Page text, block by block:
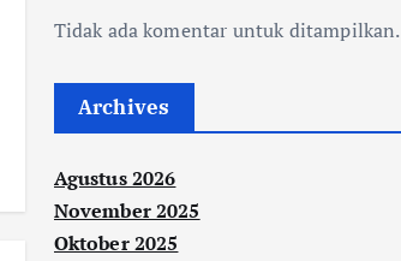
Tidak ada komentar untuk ditampilkan.
Archives
Agustus 2026
November 2025
Oktober 2025